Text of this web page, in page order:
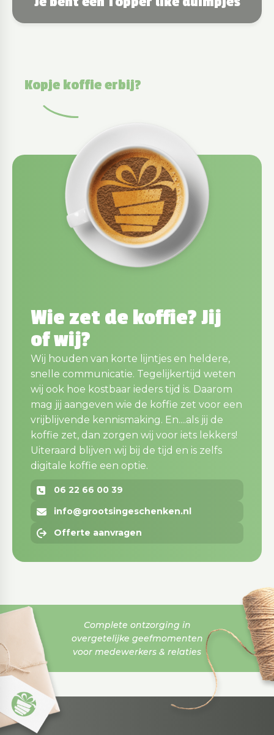
Kopje koffie erbij?
Wie zet de koffie? Jij
of wij?
Wij houden van korte lijntjes en heldere,
snelle communicatie. Tegelijkertijd weten
wij ook hoe kostbaar ieders tijd is. Daarom
mag jij aangeven wie de koffie zet voor een
vrijblijvende kennismaking. En....als jij de
koffie zet, dan zorgen wij voor iets lekkers!
Uiteraard blijven wij bij de tijd en is zelfs
digitale koffie een optie.
06 22 66 00 39
info@grootsingeschenken.nl
Offerte aanvragen
Complete ontzorging in
overgetelijke geefmomenten
voor medewerkers & relaties